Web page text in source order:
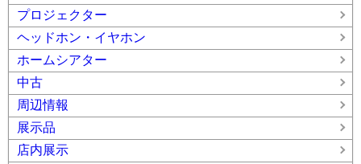
プロジェクター
ヘッドホン・イヤホン
ホームシアター
中古
周辺情報
展示品
店内展示